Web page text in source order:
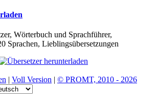
Wörterbuch und Sprachführer,
Sprachen, Lieblingsübersetzungen
| Voll Version | © PROMT, 2010 - 2026